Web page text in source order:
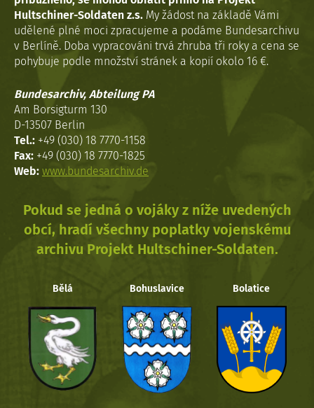
Hultschiner-Soldaten z.s. My žádost na základě Vámi
udělené plné moci zpracujeme a podáme Bundesarchivu
v Berlíně. Doba vypracováni trvá zhruba tři roky a cena se
pohybuje podle množství stránek a kopií okolo 16 €.
Bundesarchiv, Abteilung PA
Am Borsigturm 130
D-13507 Berlin
Tel.: +49 (030) 18 7770-1158
Fax: +49 (030) 18 7770-1825
Web: www.bundesarchiv.de
Pokud se jedná o vojáky z níže uvedených
obcí, hradí všechny poplatky vojenskému
archivu Projekt Hultschiner-Soldaten.
Bělá Bohuslavice Bolatice